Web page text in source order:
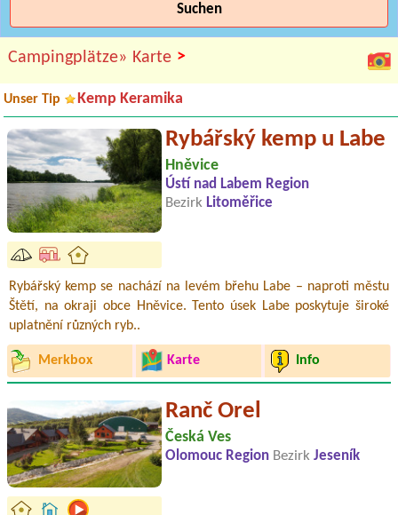
Suchen
Campingplätze» Karte >
Unser Tip Kemp Keramika
Rybářský kemp u Labe
Hněvice
Ústí nad Labem Region
Bezirk Litoměřice
Rybářský kemp se nachází na levém břehu Labe – naproti městu
Štětí, na okraji obce Hněvice. Tento úsek Labe poskytuje široké
uplatnění různých ryb..
Merkbox Karte Info
Ranč Orel
Česká Ves
Olomouc Region Bezirk Jeseník